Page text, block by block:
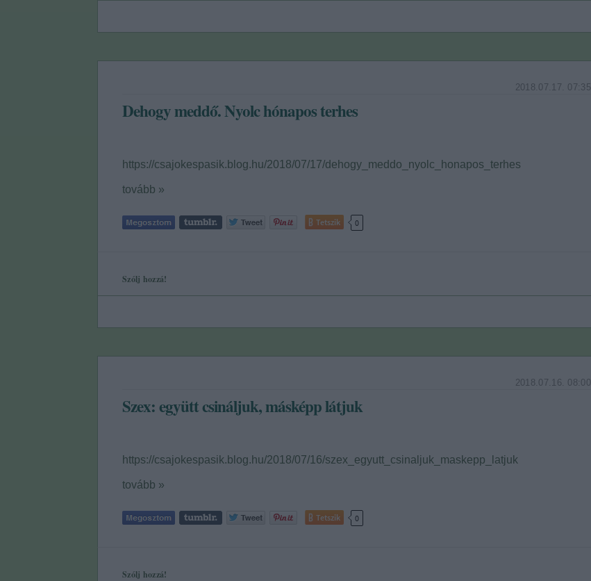
2018.07.17. 07:35
Dehogy meddő. Nyolc hónapos terhes
https://csajokespasik.blog.hu/2018/07/17/dehogy_meddo_nyolc_honapos_terhes
tovább »
Tetszik 0
Szólj hozzá!
2018.07.16. 08:00
Szex: együtt csináljuk, másképp látjuk
https://csajokespasik.blog.hu/2018/07/16/szex_egyutt_csinaljuk_maskepp_latjuk
tovább »
Tetszik 0
Szólj hozzá!